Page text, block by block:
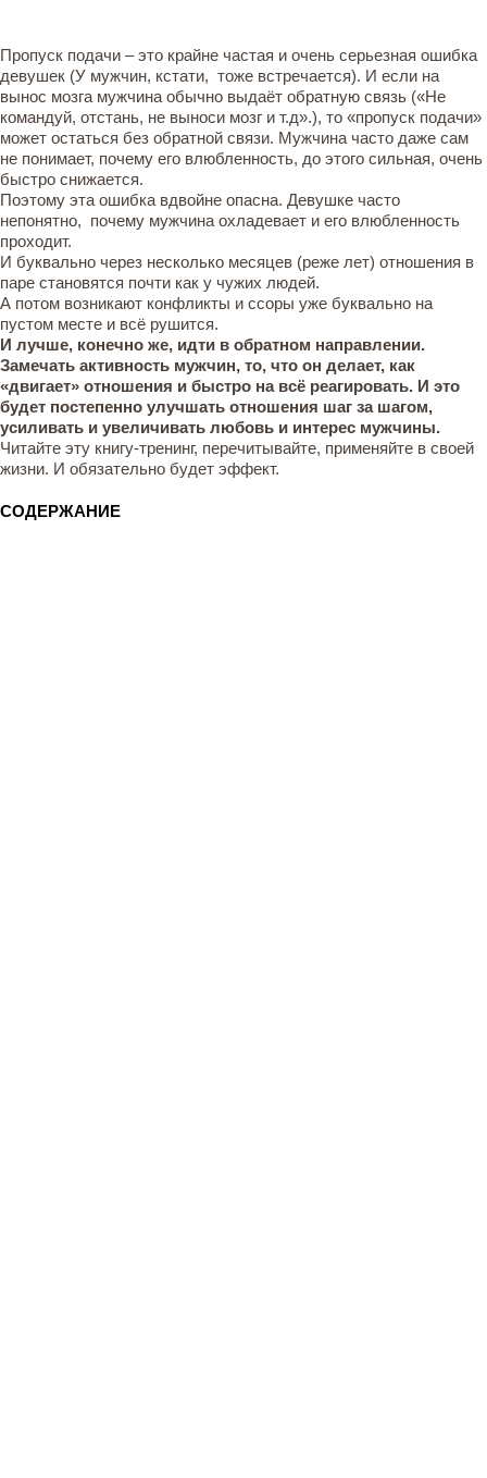
Пропуск подачи – это крайне частая и очень серьезная ошибка
девушек (У мужчин, кстати, тоже встречается). И если на
вынос мозга мужчина обычно выдаёт обратную связь («Не
командуй, отстань, не выноси мозг и т.д».), то «пропуск подачи»
может остаться без обратной связи. Мужчина часто даже сам
не понимает, почему его влюбленность, до этого сильная, очень
быстро снижается.
Поэтому эта ошибка вдвойне опасна. Девушке часто
непонятно, почему мужчина охладевает и его влюбленность
проходит.
И буквально через несколько месяцев (реже лет) отношения в
паре становятся почти как у чужих людей.
А потом возникают конфликты и ссоры уже буквально на
пустом месте и всё рушится.
И лучше, конечно же, идти в обратном направлении.
Замечать активность мужчин, то, что он делает, как
«двигает» отношения и быстро на всё реагировать. И это
будет постепенно улучшать отношения шаг за шагом,
усиливать и увеличивать любовь и интерес мужчины.
Читайте эту книгу-тренинг, перечитывайте, применяйте в своей
жизни. И обязательно будет эффект.
СОДЕРЖАНИЕ